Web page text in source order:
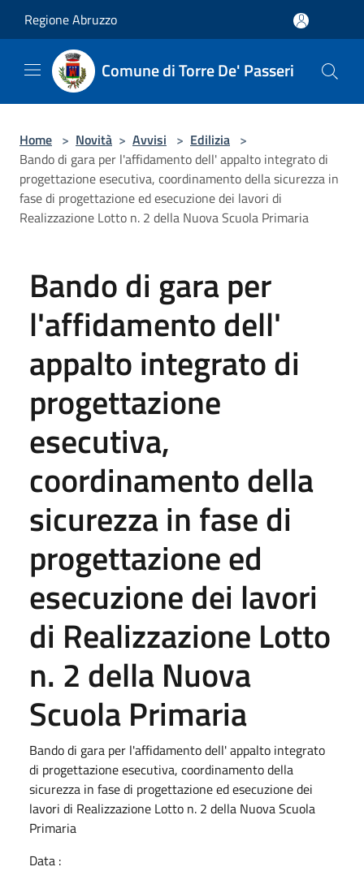
Regione Abruzzo
Comune di Torre De' Passeri
Home > Novità > Avvisi > Edilizia >
Bando di gara per l'affidamento dell' appalto integrato di
progettazione esecutiva, coordinamento della sicurezza in
fase di progettazione ed esecuzione dei lavori di
Realizzazione Lotto n. 2 della Nuova Scuola Primaria
Bando di gara per
l'affidamento dell'
appalto integrato di
progettazione
esecutiva,
coordinamento della
sicurezza in fase di
progettazione ed
esecuzione dei lavori
di Realizzazione Lotto
n. 2 della Nuova
Scuola Primaria
Bando di gara per l'affidamento dell' appalto integrato
di progettazione esecutiva, coordinamento della
sicurezza in fase di progettazione ed esecuzione dei
lavori di Realizzazione Lotto n. 2 della Nuova Scuola
Primaria
Data :